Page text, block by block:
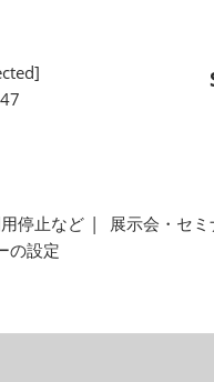
停止など 展示会・セ
の設定